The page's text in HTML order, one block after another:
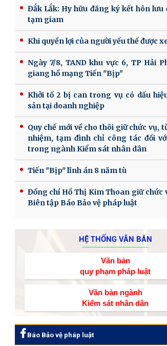
Đắk Lắk: Hy hữu đăng ký kết hôn lưu
tạm giam
Khi quyền lợi của người yếu thế được
Ngày 7/8, TAND khu vực 6, TP Hải
giang hồ mạng Tiến "Bịp"
Khởi tố 2 bị can trong vụ có dấu
sản tại doanh nghiệp
Quy chế mới về cho thôi giữ chức vụ,
nhiệm, tạm đình chỉ công tác đối
trong ngành Kiểm sát nhân dân
Tiến "Bịp" lĩnh án 8 năm tù
Đồng chí Hồ Thị Kim Thoan giữ chức
Biên tập Báo Bảo vệ pháp luật
HỆ THỐNG VĂN BẢN
Văn bản
quy phạm pháp luật
Văn bản ngành
Kiểm sát nhân dân
Báo Bảo vệ pháp luật